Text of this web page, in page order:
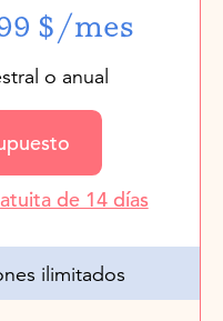
$/mes
o anual
de 14 días
ilimitados